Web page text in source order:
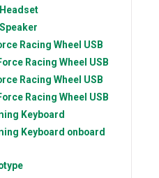
Racing Wheel USB
Racing Wheel USB
Racing Wheel USB
Racing Wheel USB
Keyboard
Keyboard onboard